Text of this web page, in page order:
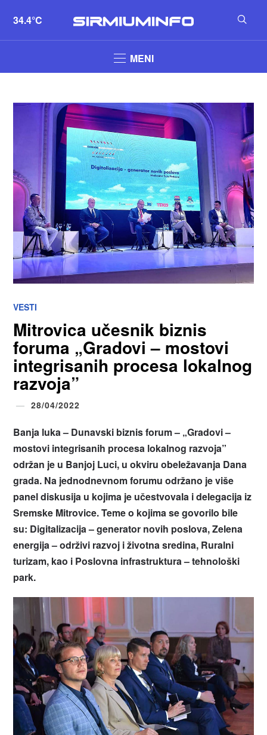
34.4°C
MENI
VESTI
Mitrovica učesnik biznis
foruma „Gradovi – mostovi
integrisanih procesa lokalnog
razvoja”
28/04/2022
Banja luka – Dunavski biznis forum – „Gradovi –
mostovi integrisanih procesa lokalnog razvoja”
održan je u Banjoj Luci, u okviru obeležavanja Dana
grada. Na jednodnevnom forumu održano je više
panel diskusija u kojima je učestvovala i delegacija iz
Sremske Mitrovice. Teme o kojima se govorilo bile
su: Digitalizacija – generator novih poslova, Zelena
energija – održivi razvoj i životna sredina, Ruralni
turizam, kao i Poslovna infrastruktura – tehnološki
park.